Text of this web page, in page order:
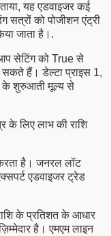
यह एडवाइजर कई
सत्रों को पोजीशन एंट्री
जाता है।.
सेटिंग को True से
हैं। डेल्टा प्राइस 1,
के शुरुआती मूल्य से
के लिए लाभ की राशि
है। जनरल लॉट
एडवाइजर ट्रेड
के प्रतिशत के आधार
है। एमएम लाइन